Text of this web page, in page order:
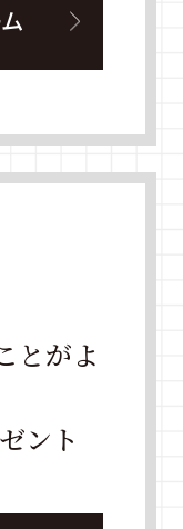
とがよ
ント